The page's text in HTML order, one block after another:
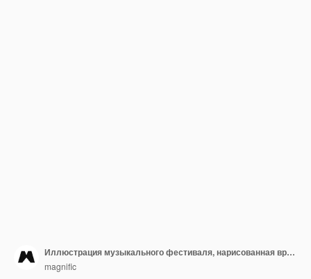
Иллюстрация музыкального фестиваля, нарисованная вручную
magnific